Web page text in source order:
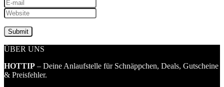
ÜBER UNS
HOTTIP – Deine Anlaufstelle für Schnäppchen, Deals, Gutscheine
& Preisfehler.